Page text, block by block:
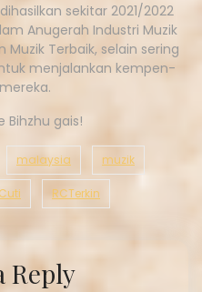
sekitar 2021/2022
Anugerah Industri Muzik
Terbaik, selain sering
menjalankan kempen-
Bihzhu gais!
malaysia muzik
RCTerkin
Reply